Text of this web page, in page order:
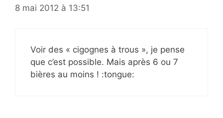
8 mai 2012 à 13:51
Voir des « cigognes à trous », je pense
que c’est possible. Mais après 6 ou 7
bières au moins ! :tongue: